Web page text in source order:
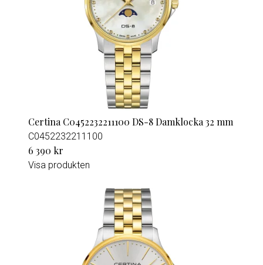
Certina C0452232211100 DS-8 Damklocka 32 mm
C0452232211100
6 390 kr
Visa produkten